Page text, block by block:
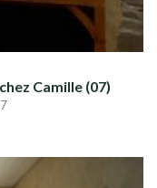
Camille (07)